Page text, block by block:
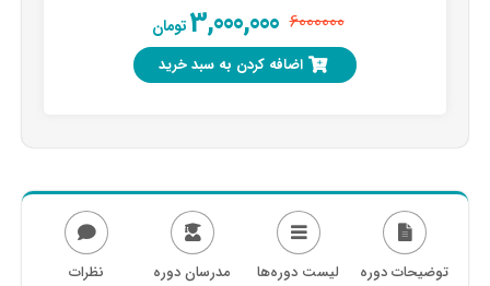
6000000
3,000,000تومان
اضافه کردن به سبد خرید
توضیحات دوره لیست دوره‌ها مدرسان دوره نظرات